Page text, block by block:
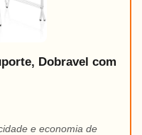
Dobravel com
e economia de